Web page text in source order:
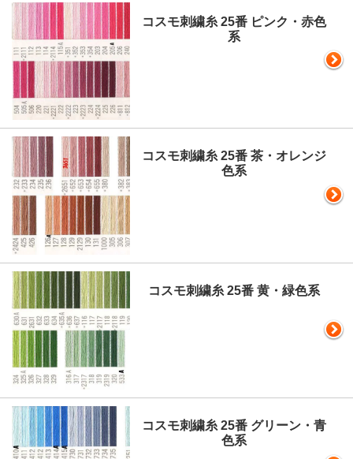
コスモ刺繍糸 25番 ピンク・赤色
系
コスモ刺繍糸 25番 茶・オレンジ
色系
コスモ刺繍糸 25番 黄・緑色系
コスモ刺繍糸 25番 グリーン・青
色系